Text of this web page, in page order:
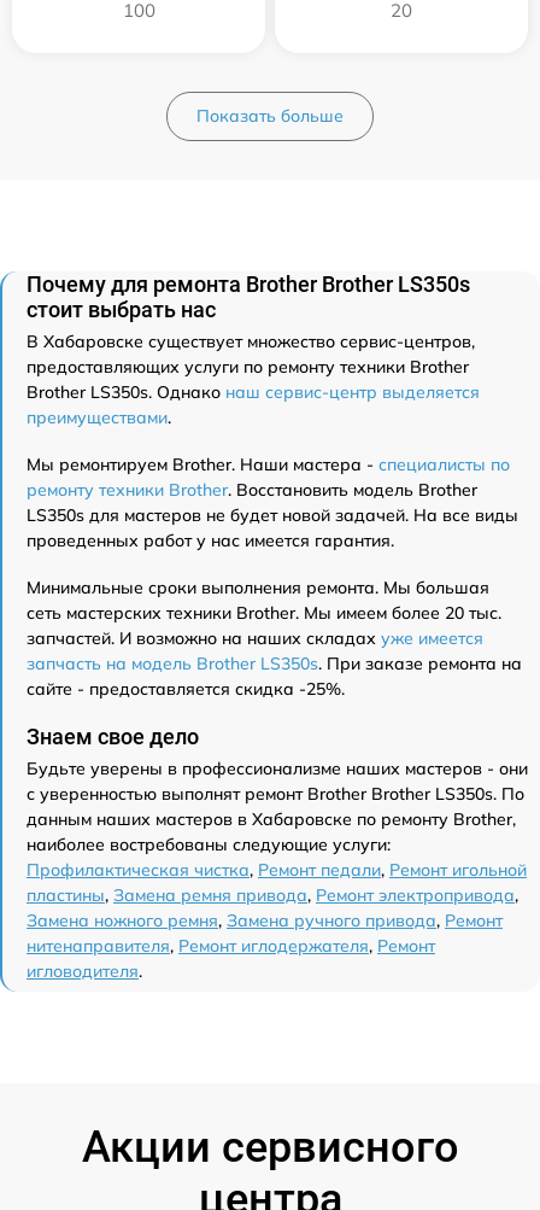
100
20
Показать больше
Почему для ремонта Brother Brother LS350s
стоит выбрать нас
В Хабаровске существует множество сервис-центров,
предоставляющих услуги по ремонту техники Brother
Brother LS350s. Однако наш сервис-центр выделяется
преимуществами.
Мы ремонтируем Brother. Наши мастера - специалисты по
ремонту техники Brother. Восстановить модель Brother
LS350s для мастеров не будет новой задачей. На все виды
проведенных работ у нас имеется гарантия.
Минимальные сроки выполнения ремонта. Мы большая
сеть мастерских техники Brother. Мы имеем более 20 тыс.
запчастей. И возможно на наших складах уже имеется
запчасть на модель Brother LS350s. При заказе ремонта на
сайте - предоставляется скидка -25%.
Знаем свое дело
Будьте уверены в профессионализме наших мастеров - они
с уверенностью выполнят ремонт Brother Brother LS350s. По
данным наших мастеров в Хабаровске по ремонту Brother,
наиболее востребованы следующие услуги:
Профилактическая чистка, Ремонт педали, Ремонт игольной
пластины, Замена ремня привода, Ремонт электропривода,
Замена ножного ремня, Замена ручного привода, Ремонт
нитенаправителя, Ремонт иглодержателя, Ремонт
игловодителя.
Акции сервисного
центра